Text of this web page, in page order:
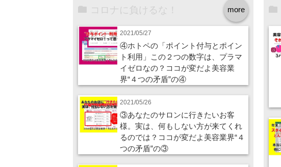
more
コロナに負けるな！
2021/05/27
④ホトペの「ポイント付与とポイン
ト利用」この２つの数字は、プラマ
イゼロなの？ココが変だよ美容業
界“４つの矛盾”の④
2021/05/26
③あなたのサロンに行きたいお客
様。実は、何もしない方が来てくれ
るのでは？ココが変だよ美容業界“４
つの矛盾”の③